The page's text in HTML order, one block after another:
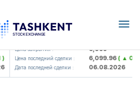
UZMK (<O'zmetkombinat> AJ)
Цена закрытия : 6,099
Цена последний сделки : 6,099.96( ▲ 0.08
Дата последней сделки : 06.08.2026